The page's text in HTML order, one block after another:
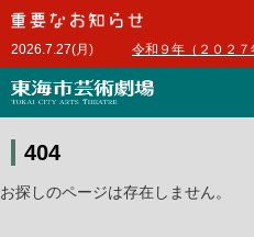
本
文
へ2026.7.27(月) 令和９年（２０２
404
お探しのページは存在しません。